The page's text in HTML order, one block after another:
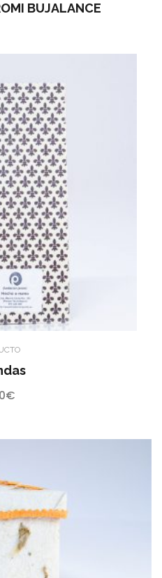
BUJALANCE
€